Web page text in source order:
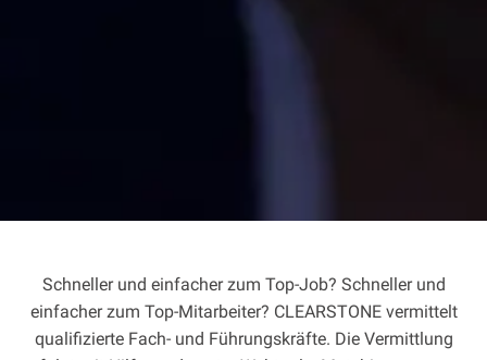
Schneller und einfacher zum Top-Job? Schneller und
einfacher zum Top-Mitarbeiter? CLEARSTONE vermittelt
qualifizierte Fach- und Führungskräfte. Die Vermittlung